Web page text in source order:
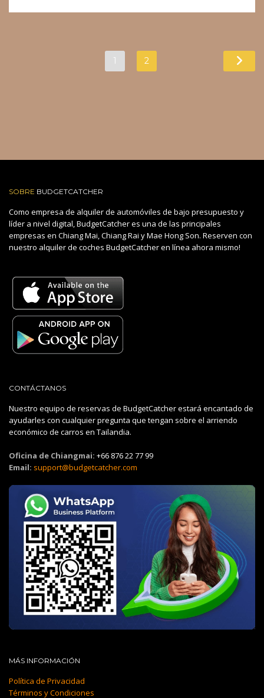
1 2
SOBRE BUDGETCATCHER
Como empresa de alquiler de automóviles de bajo presupuesto y
líder a nivel digital, BudgetCatcher es una de las principales
empresas en Chiang Mai, Chiang Rai y Mae Hong Son. Reserven con
nuestro alquiler de coches BudgetCatcher en línea ahora mismo!
CONTÁCTANOS
Nuestro equipo de reservas de BudgetCatcher estará encantado de
ayudarles con cualquier pregunta que tengan sobre el arriendo
económico de carros en Tailandia.
Oficina de Chiangmai: +66 876 22 77 99
Email: support@budgetcatcher.com
MÁS INFORMACIÓN
Política de Privacidad
Términos y Condiciones